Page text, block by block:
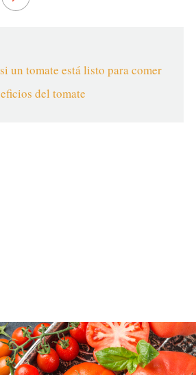
un tomate está listo para comer
del tomate